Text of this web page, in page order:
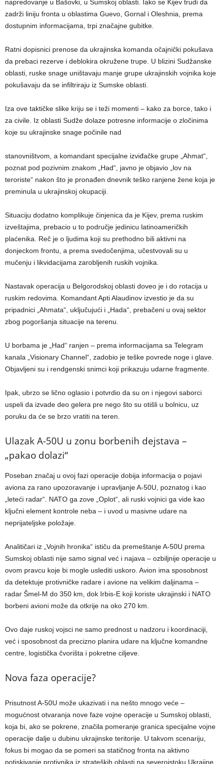
napredovanje u Bašovki, u Sumskoj oblasti. Iako se Kijev trudi da
zadrži liniju fronta u oblastima Guevo, Gornal i Oleshnia, prema
dostupnim informacijama, trpi značajne gubitke.
Ratni dopisnici prenose da ukrajinska komanda očajnički pokušava
da prebaci rezerve i deblokira okružene trupe. U blizini Sudžanske
oblasti, ruske snage uništavaju manje grupe ukrajinskih vojnika koje
pokušavaju da se infiltriraju iz Sumske oblasti.
Iza ove taktičke slike kriju se i teži momenti – kako za borce, tako i
za civile. Iz oblasti Sudže dolaze potresne informacije o zločinima
koje su ukrajinske snage počinile nad
stanovništvom, a komandant specijalne izviđačke grupe „Ahmat“,
poznat pod pozivnim znakom „Had“, javno je objavio „lov na
teroriste“ nakon što je pronađen dnevnik teško ranjene žene koja je
preminula u ukrajinskoj okupaciji.
Situaciju dodatno komplikuje činjenica da je Kijev, prema ruskim
izveštajima, prebacio u to područje jedinicu latinoameričkih
plaćenika. Reč je o ljudima koji su prethodno bili aktivni na
donjeckom frontu, a prema svedočenjima, učestvovali su u
mučenju i likvidacijama zarobljenih ruskih vojnika.
Nastavak operacija u Belgorodskoj oblasti doveo je i do rotacija u
ruskim redovima. Komandant Apti Alaudinov izvestio je da su
pripadnici „Ahmata“, uključujući i „Hada“, prebačeni u ovaj sektor
zbog pogoršanja situacije na terenu.
U borbama je „Had“ ranjen – prema informacijama sa Telegram
kanala „Visionary Channel“, zadobio je teške povrede noge i glave.
Objavljeni su i rendgenski snimci koji prikazuju udarne fragmente.
Ipak, ubrzo se lično oglasio i potvrdio da su on i njegovi saborci
uspeli da izvade deo gelera pre nego što su otišli u bolnicu, uz
poruku da će se brzo vratiti na teren.
Ulazak A-50U u zonu borbenih dejstava –
„pakao dolazi“
Poseban značaj u ovoj fazi operacije dobija informacija o pojavi
aviona za rano upozoravanje i upravljanje A-50U, poznatog i kao
„leteći radar“. NATO ga zove „Oplot“, ali ruski vojnici ga vide kao
ključni element kontrole neba – i uvod u masivne udare na
neprijateljske položaje.
Analitičari iz „Vojnih hronika“ ističu da premeštanje A-50U prema
Sumskoj oblasti nije samo signal već i najava – ozbiljnije operacije u
ovom pravcu koje bi mogle uslediti uskoro. Avion ima sposobnost
da detektuje protivničke radare i avione na velikim daljinama –
radar Šmel-M do 350 km, dok Irbis-E koji koriste ukrajinski i NATO
borbeni avioni može da otkrije na oko 270 km.
Ovo daje ruskoj vojsci ne samo prednost u nadzoru i koordinaciji,
već i sposobnost da precizno planira udare na ključne komandne
centre, logistička čvorišta i pokretne ciljeve.
Nova faza operacije?
Prisutnost A-50U može ukazivati i na nešto mnogo veće –
mogućnost otvaranja nove faze vojne operacije u Sumskoj oblasti,
koja bi, ako se pokrene, značila pomeranje granica specijalne vojne
operacije dalje u dubinu ukrajinske teritorije. U takvom scenariju,
fokus bi mogao da se pomeri sa statičnog fronta na aktivno
potiskivanje protivnika iz strateških oblasti na severoistoku Ukrajine.